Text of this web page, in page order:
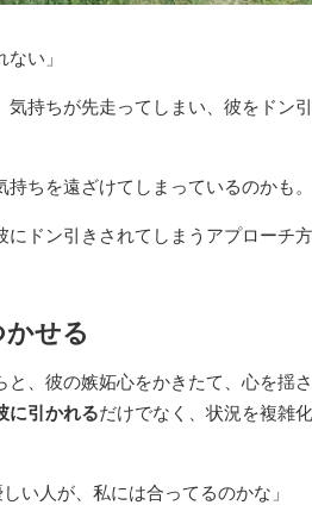
い」
持ちが先走ってしまい、彼をドン
ちを遠ざけてしまっているのかも。
ドン引きされてしまうアプローチ
せる
、彼の嫉妬心をかきたて、心を揺さ
に引かれるだけでなく、状況を複雑
い人が、私には合ってるのかな」